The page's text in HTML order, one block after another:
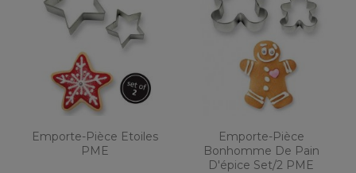
Emporte-Pièce Etoiles
PME
Emporte-Pièce
Bonhomme De Pain
D'épice Set/2 PME